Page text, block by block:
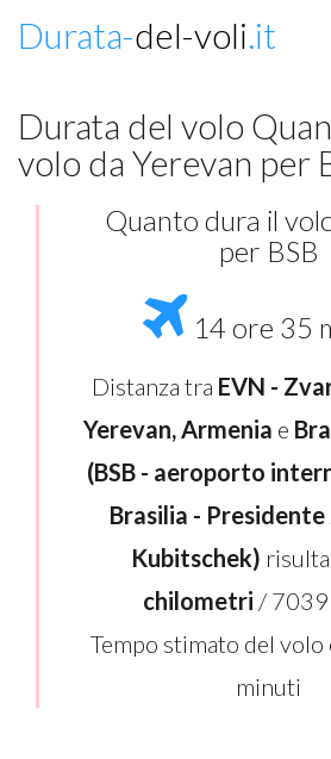
Durata-del-voli.it
Durata del volo
volo da Yerevan per
Quanto dura il
per BSB
14 ore 35
Distanza tra EVN -
Yerevan, Armenia e
(BSB - aeroporto
Brasilia - Presidente
Kubitschek) risulta
chilometri /
Tempo stimato del
minuti